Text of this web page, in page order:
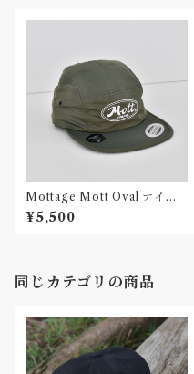
Mottage Mott Oval ナイロ
ンジェットキャップ 刺繍 Oliv
e
¥5,500
同じカテゴリの商品